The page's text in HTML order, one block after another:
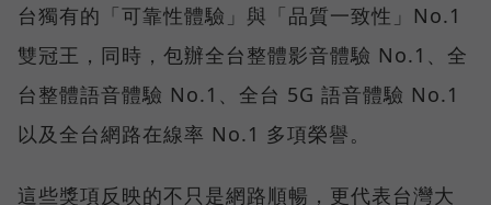
台獨有的「可靠性體驗」與「品質一致性」No.1
雙冠王，同時，包辦全台整體影音體驗 No.1、全
台整體語音體驗 No.1、全台 5G 語音體驗 No.1
以及全台網路在線率 No.1 多項榮譽。
這些獎項反映的不只是網路順暢，更代表台灣大